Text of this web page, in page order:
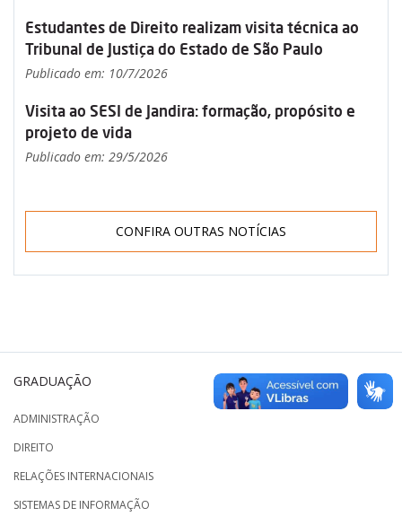
Estudantes de Direito realizam visita técnica ao
Tribunal de Justiça do Estado de São Paulo
Publicado em: 10/7/2026
Visita ao SESI de Jandira: formação, propósito e
projeto de vida
Publicado em: 29/5/2026
CONFIRA OUTRAS NOTÍCIAS
GRADUAÇÃO
ADMINISTRAÇÃO
DIREITO
RELAÇÕES INTERNACIONAIS
SISTEMAS DE INFORMAÇÃO